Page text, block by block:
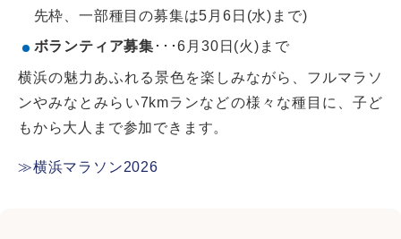
先枠、一部種目の募集は5月6日(水)まで)
ボランティア募集 ･･･6月30日(火)まで
横浜の魅力あふれる景色を楽しみながら、フルマラソ
ンやみなとみらい7kmランなどの様々な種目に、子ど
もから大人まで参加できます。
≫横浜マラソン2026